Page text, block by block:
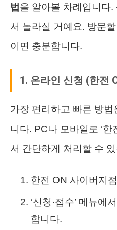
법 을 알아볼 차례입니다
서 놀라실 거예요. 방문
이면 충분합니다.
1. 온라인 신청 (한전
가장 편리하고 빠른 방법
니다. PC나 모바일로 ‘한
서 간단하게 처리할 수
한전 ON 사이버지
‘신청·접수’ 메뉴에
합니다.